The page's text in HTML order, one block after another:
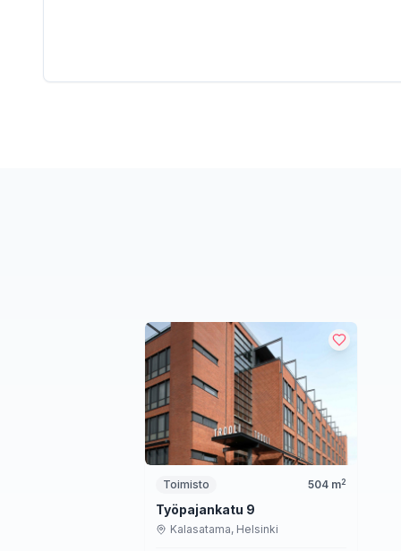
Toimisto 504m2
Työpajankatu 9
Kalasatama, Helsinki